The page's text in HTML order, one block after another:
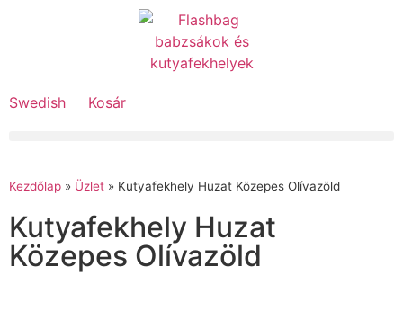
Swedish Kosár
Kezdőlap » Üzlet » Kutyafekhely Huzat Közepes Olívazöld
Kutyafekhely Huzat
Közepes Olívazöld